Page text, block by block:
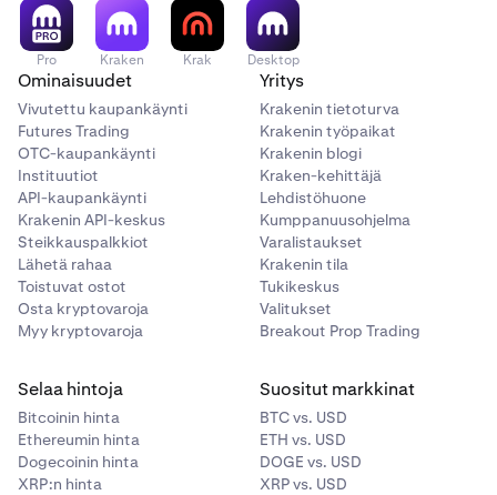
Pro Kraken Krak Desktop
Ominaisuudet
Vivutettu kaupankäynti
Futures Trading
OTC-kaupankäynti
Instituutiot
API-kaupankäynti
Krakenin API-keskus
Steikkauspalkkiot
Lähetä rahaa
Toistuvat ostot
Osta kryptovaroja
Myy kryptovaroja
Yritys
Krakenin tietoturva
Krakenin työpaikat
Krakenin blogi
Kraken-kehittäjä
Lehdistöhuone
Kumppanuusohjelma
Varalistaukset
Krakenin tila
Tukikeskus
Valitukset
Breakout Prop Trading
Selaa hintoja
Bitcoinin hinta
Ethereumin hinta
Dogecoinin hinta
XRP:n hinta
Suositut markkinat
BTC vs. USD
ETH vs. USD
DOGE vs. USD
XRP vs. USD